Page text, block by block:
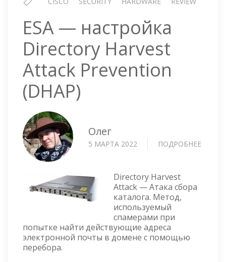
ESA — настройка
Directory Harvest
Attack Prevention
(DHAP)
Олег
5 МАРТА 2022 ПОДРОБНЕЕ
Directory Harvest
Attack — Атака сбора
каталога. Метод,
используемый
спамерами при
попытке найти действующие адреса
электронной почты в домене с помощью
перебора.